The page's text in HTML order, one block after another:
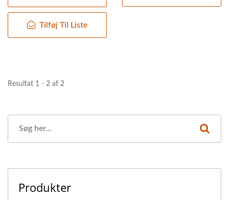
Tilføj Til Liste
Resultat 1 - 2 af 2
Produkter